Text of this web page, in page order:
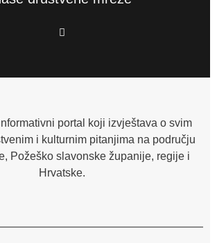
F
a
o
f
portal koji izvještava o svim
i kulturnim pitanjima na području
Požeško slavonske županije, regije i
Hrvatske.